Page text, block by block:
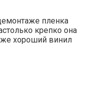
пленка
крепко она
хороший винил